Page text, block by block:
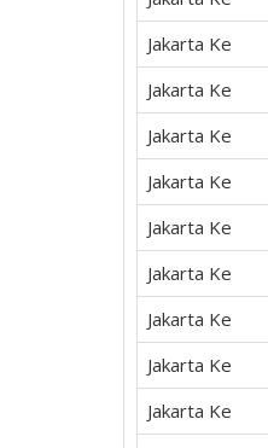
Jakarta Ke
Jakarta Ke
Jakarta Ke
Jakarta Ke
Jakarta Ke
Jakarta Ke
Jakarta Ke
Jakarta Ke
Jakarta Ke